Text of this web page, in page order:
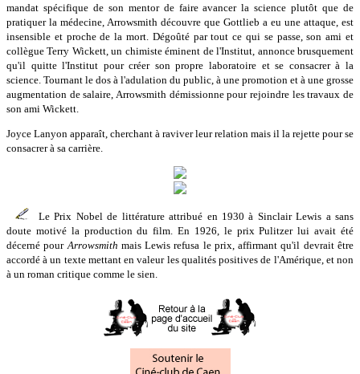
mandat spécifique de son mentor de faire avancer la science plutôt que de
pratiquer la médecine, Arrowsmith découvre que Gottlieb a eu une attaque, est
insensible et proche de la mort. Dégoûté par tout ce qui se passe, son ami et
collègue Terry Wickett, un chimiste éminent de l'Institut, annonce brusquement
qu'il quitte l'Institut pour créer son propre laboratoire et se consacrer à la
science. Tournant le dos à l'adulation du public, à une promotion et à une grosse
augmentation de salaire, Arrowsmith démissionne pour rejoindre les travaux de
son ami Wickett.
Joyce Lanyon apparaît, cherchant à raviver leur relation mais il la rejette pour se
consacrer à sa carrière.
Le Prix Nobel de littérature attribué en 1930 à Sinclair Lewis a sans
doute motivé la production du film. En 1926, le prix Pulitzer lui avait été
décerné pour Arrowsmith mais Lewis refusa le prix, affirmant qu'il devrait être
accordé à un texte mettant en valeur les qualités positives de l'Amérique, et non
à un roman critique comme le sien.